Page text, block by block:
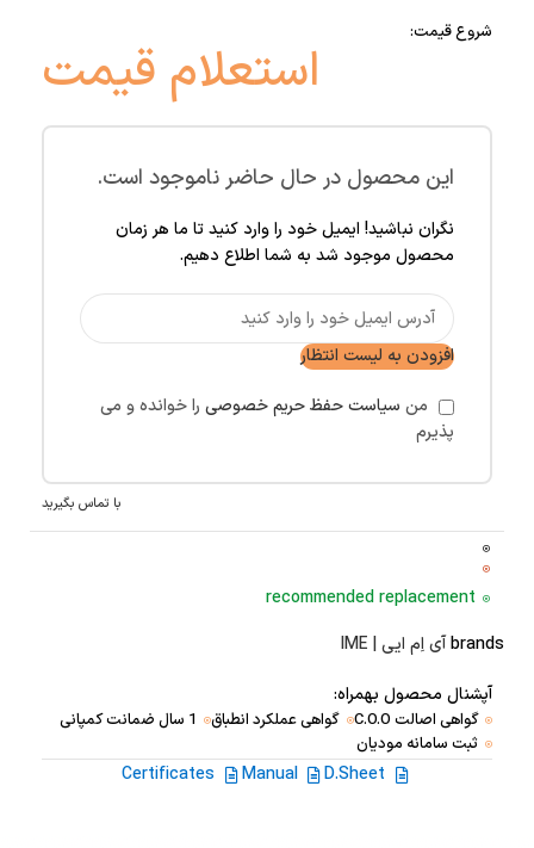
شروع قیمت:
استعلام قیمت
این محصول در حال حاضر ناموجود است.
نگران نباشید! ایمیل خود را وارد کنید تا ما هر زمان
محصول موجود شد به شما اطلاع دهیم.
افزودن به لیست انتظار
من سیاست حفظ حریم خصوصی را خوانده و می
پذیرم
با تماس بگیرید
recommended replacement
brandsآی اِم ایی | IME
آپشنال محصول بهمراه:
گواهی اصالت C.O.O گواهی عملکرد انطباق
1 سال ضمانت کمپانی
ثبت سامانه مودیان
D.Sheet
Manual
Certificates